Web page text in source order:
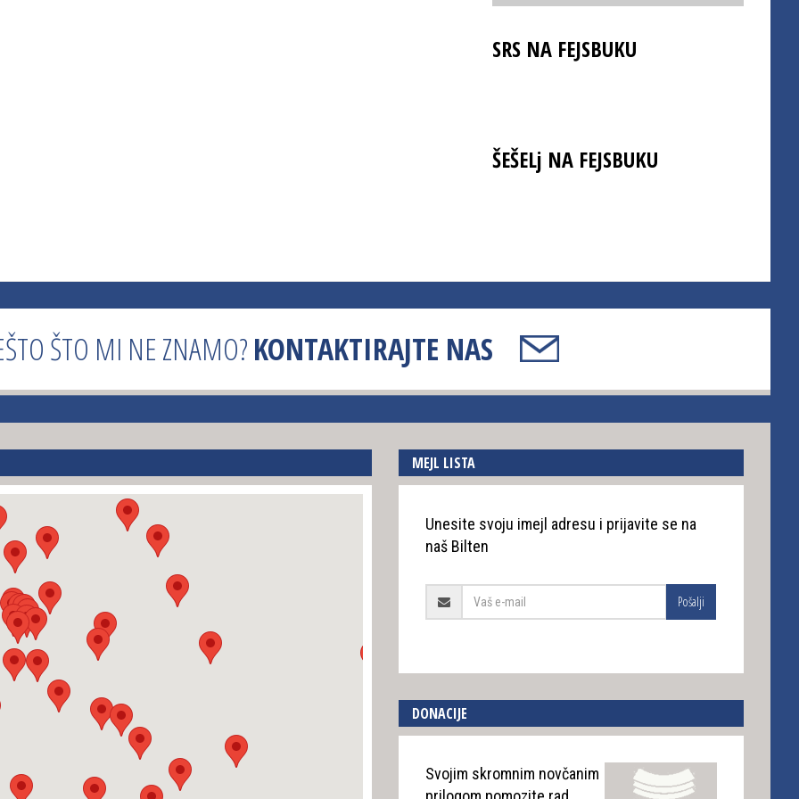
SRS NA FEJSBUKU
ŠEŠELj NA FEJSBUKU
ŠTO MI NE ZNAMO?KONTAKTIRAJTE NAS
MEJL LISTA
Unesite svoju imejl adresu i prijavite se na
naš Bilten
Pošalji
DONACIJE
Svojim skromnim novčanim